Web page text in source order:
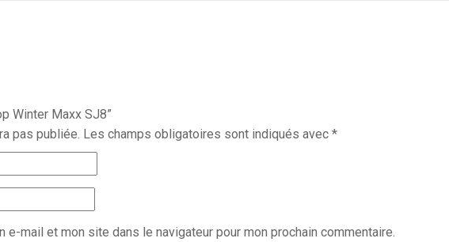
Winter Maxx SJ8”
pas publiée. Les champs obligatoires sont indiqués avec *
e-mail et mon site dans le navigateur pour mon prochain commentaire.